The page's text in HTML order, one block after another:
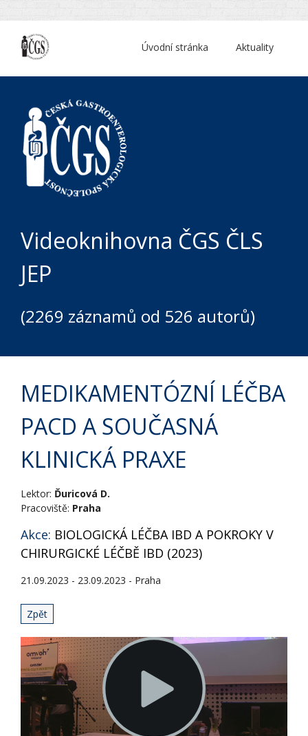
Aktuality
Úvodní stránka
Videoknihovna ČGS ČLS
JEP
(2269 záznamů od 526 autorů)
MEDIKAMENTÓZNÍ LÉČBA
PACD A SOUČASNÁ
KLINICKÁ PRAXE
Lektor: Ďuricová D.
Pracoviště: Praha
Akce: BIOLOGICKÁ LÉČBA IBD A POKROKY V
CHIRURGICKÉ LÉČBĚ IBD (2023)
21.09.2023 - 23.09.2023 - Praha
Zpět